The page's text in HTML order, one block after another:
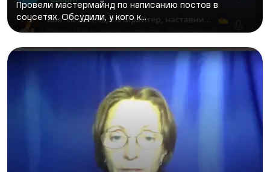
Провели мастермайнд по написанию постов в
соцсетях. Обсудили, у кого к...